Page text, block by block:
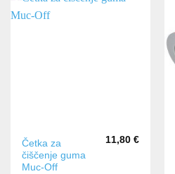
Četka za
čiščenje guma
Muc-Off
11,80 €